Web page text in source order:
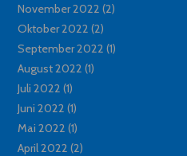
November 2022 (2)
Oktober 2022 (2)
September 2022 (1)
August 2022 (1)
Juli 2022 (1)
Juni 2022 (1)
Mai 2022 (1)
April 2022 (2)